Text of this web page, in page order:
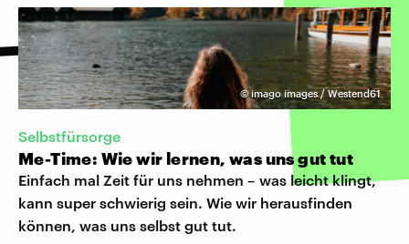
©imago images / Westend61
Selbstfürsorge
Me-Time: Wie wir lernen, was uns gut tut
Einfach mal Zeit für uns nehmen – was leicht klingt,
kann super schwierig sein. Wie wir herausfinden
können, was uns selbst gut tut.